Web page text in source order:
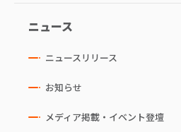
ニュース
ニュースリリース
お知らせ
メディア掲載・イベント登壇